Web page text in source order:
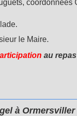
le Maire.
au
à